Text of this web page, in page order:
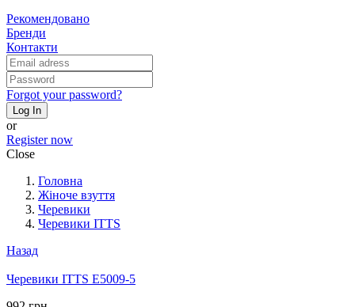
Рекомендовано
Бренди
Контакти
Forgot your password?
Log In
or
Register now
Close
Головна
Жіноче взуття
Черевики
Черевики ITTS
Назад
Черевики ITTS E5009-5